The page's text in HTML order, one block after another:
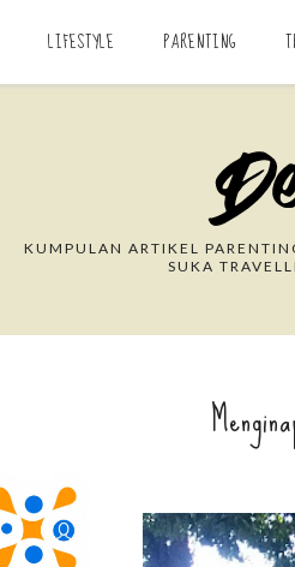
LIFESTYLE PARENTING
KUMPULAN ARTIKEL
SUKA